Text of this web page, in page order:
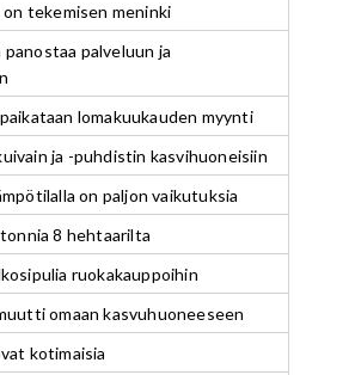
on tekemisen meninki
palveluun ja
lomakuukauden myynti
ja -puhdistin kasvihuoneisiin
on paljon vaikutuksia
8 hehtaarilta
ruokakauppoihin
omaan kasvuhuoneeseen
kotimaisia